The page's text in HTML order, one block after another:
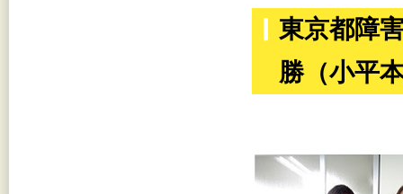
東京都障
勝（小平